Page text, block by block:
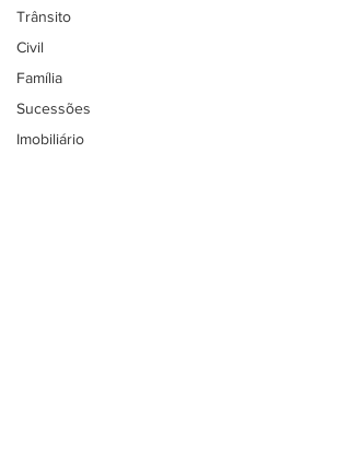
Trânsito
Civil
Família
Sucessões
Imobiliário